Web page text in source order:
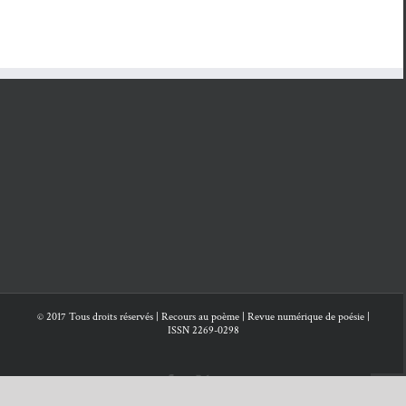
Roquet.
© 2017 Tous droits réservés | Recours au poème | Revue numérique de poésie |
ISSN 2269-0298
Facebook
X SoundCloud